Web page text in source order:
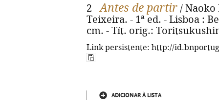
2 -Antes de partir / Naoko
Teixeira. - 1ª ed. - Lisboa :
cm. - Tít. orig.:
Link persistente: http://
ADICIONAR À LISTA